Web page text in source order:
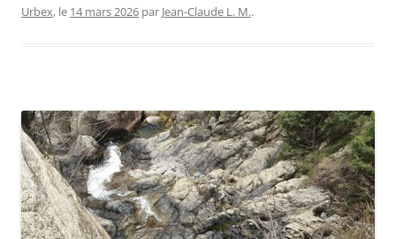
Urbex, le 14 mars 2026 par Jean-Claude L. M..